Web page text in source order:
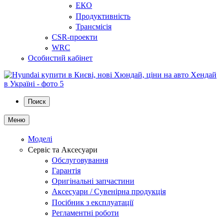
ЕКО
Продуктивність
Трансмісія
CSR-проекти
WRC
Особистий кабінет
Поиск
Меню
Моделі
Сервіс та Аксесуари
Обслуговування
Гарантія
Оригінальні запчастини
Аксесуари / Сувенірна продукція
Посібник з експлуатації
Регламентні роботи